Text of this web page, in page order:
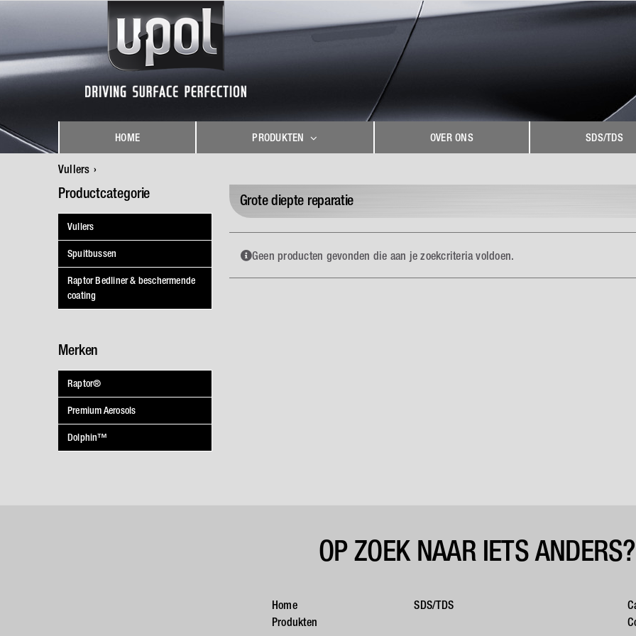
HOME PRODUKTEN OVER ONS SDS/TDS
Vullers
Productcategorie
Vullers
Spuitbussen
Raptor Bedliner & beschermende
coating
Merken
Raptor®
Premium Aerosols
Dolphin™
Grote diepte reparatie
Geen producten gevonden die aan je zoekcriteria voldoen.
OP ZOEK NAAR IETS ANDERS?
Home
Produkten
SDS/TDS